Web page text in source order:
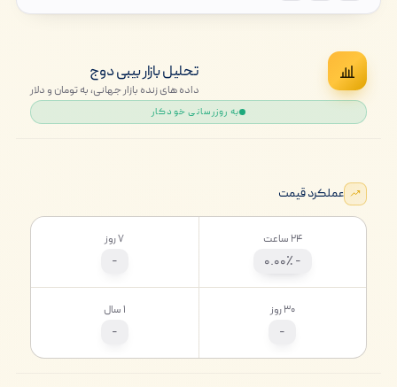
تحلیل بازار بیبی دوج
داده های زنده بازار جهانی، به تومان و دلار
به روزرسانی خودکار
عملکرد قیمت
۲۴ ساعت
- ۰.۰۰٪
۷ روز
-
۳۰ روز
-
۱ سال
-